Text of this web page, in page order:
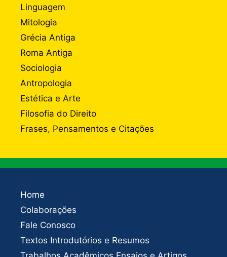
Linguagem
Mitologia
Grécia Antiga
Roma Antiga
Sociologia
Antropologia
Estética e Arte
Filosofia do Direito
Frases, Pensamentos e Citações
Home
Colaborações
Fale Conosco
Textos Introdutórios e Resumos